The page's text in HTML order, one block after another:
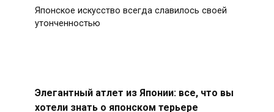
Японское искусство всегда славилось своей
утонченностью
Элегантный атлет из Японии: все, что вы
хотели знать о японском терьере